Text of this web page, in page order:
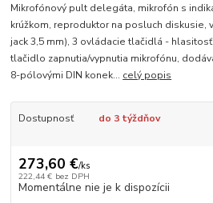
Mikrofónový pult delegáta, mikrofón s
krúžkom, reproduktor na posluch diskusie,
jack 3,5 mm), 3 ovládacie tlačidlá -
tlačidlo zapnutia/vypnutia mikrofónu,
8-pólovými DIN konek... celý popis
Dostupnosť do 3 týždňov
273,60 €/ks
222,44 € bez DPH
Momentálne nie je k dispozícii